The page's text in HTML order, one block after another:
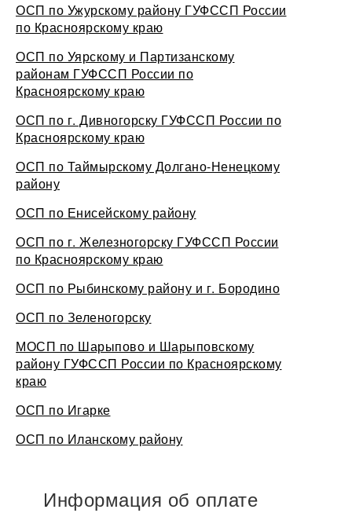
ОСП по Ужурскому району ГУФССП России
по Красноярскому краю
ОСП по Уярскому и Партизанскому
районам ГУФССП России по
Красноярскому краю
ОСП по г. Дивногорску ГУФССП России по
Красноярскому краю
ОСП по Таймырскому Долгано-Ненецкому
району
ОСП по Енисейскому району
ОСП по г. Железногорску ГУФССП России
по Красноярскому краю
ОСП по Рыбинскому району и г. Бородино
ОСП по Зеленогорску
МОСП по Шарыпово и Шарыповскому
району ГУФССП России по Красноярскому
краю
ОСП по Игарке
ОСП по Иланскому району
Информация об оплате